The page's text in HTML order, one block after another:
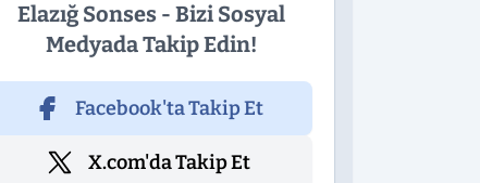
Elazığ Sonses - Bizi Sosyal
Medyada Takip Edin!
Facebook'ta Takip Et
X.com'da Takip Et